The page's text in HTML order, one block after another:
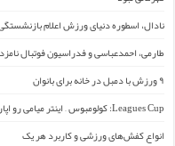
نادال، اسطوره دنیای ورزش اعلام
طارمی، احمدعباسی و فدراسیون فوتبال
۹ ورزش با دمبل در خانه برای بانوان
Leagues Cup: کولومبوس – اینتر میامی رو اپارات اسپرت ببنید
انواع کفش‌های ورزشی و کاربرد هر یک